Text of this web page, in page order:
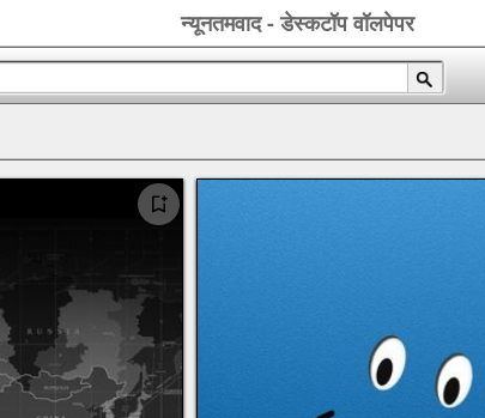
न्यूनतमवाद - डेस्कटॉप वॉलपेपर